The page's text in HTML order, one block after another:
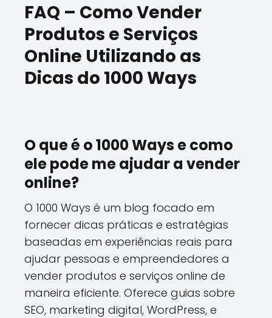
FAQ – Como Vender
Produtos e Serviços
Online Utilizando as
Dicas do 1000 Ways
O que é o 1000 Ways e como
ele pode me ajudar a vender
online?
O 1000 Ways é um blog focado em
fornecer dicas práticas e estratégias
baseadas em experiências reais para
ajudar pessoas e empreendedores a
vender produtos e serviços online de
maneira eficiente. Oferece guias sobre
SEO, marketing digital, WordPress, e